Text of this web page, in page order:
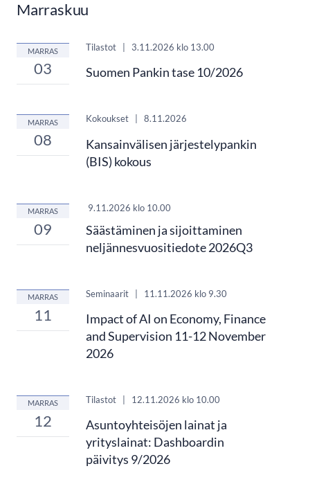
Marraskuu
MARRAS
03
Tilastot 3.11.2026 klo 13.00
Suomen Pankin tase 10/2026
MARRAS
08
Kokoukset 8.11.2026
Kansainvälisen järjestelypankin
(BIS) kokous
MARRAS
09
9.11.2026 klo 10.00
Säästäminen ja sijoittaminen
neljännesvuositiedote 2026Q3
MARRAS
11
Seminaarit 11.11.2026 klo 9.30
Impact of AI on Economy, Finance
and Supervision 11-12 November
2026
MARRAS
12
Tilastot 12.11.2026 klo 10.00
Asuntoyhteisöjen lainat ja
yrityslainat: Dashboardin
päivitys 9/2026